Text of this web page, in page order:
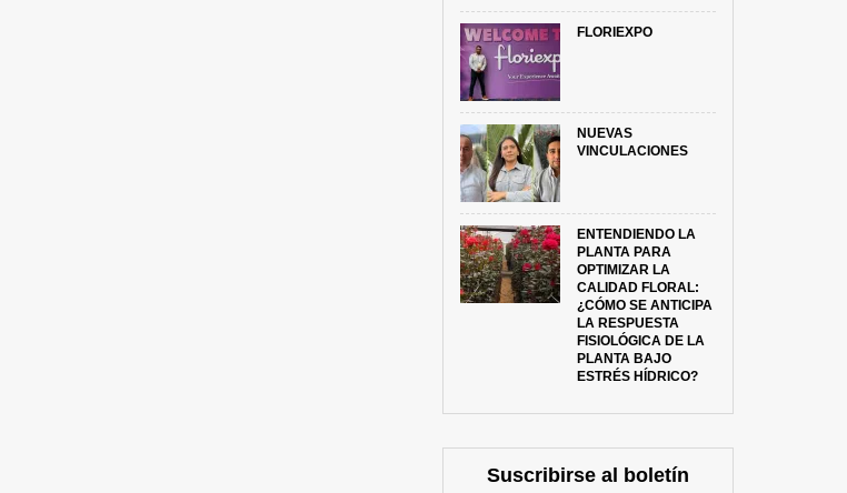
FLORIEXPO
NUEVAS
VINCULACIONES
ENTENDIENDO LA
PLANTA PARA
OPTIMIZAR LA
CALIDAD FLORAL:
¿CÓMO SE ANTICIPA
LA RESPUESTA
FISIOLÓGICA DE LA
PLANTA BAJO
ESTRÉS HÍDRICO?
Suscribirse al boletín